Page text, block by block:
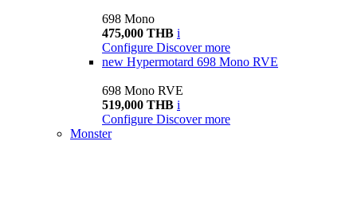
698 Mono
475,000 THB i
Configure Discover more
new Hypermotard 698 Mono RVE
698 Mono RVE
519,000 THB i
Configure Discover more
Monster